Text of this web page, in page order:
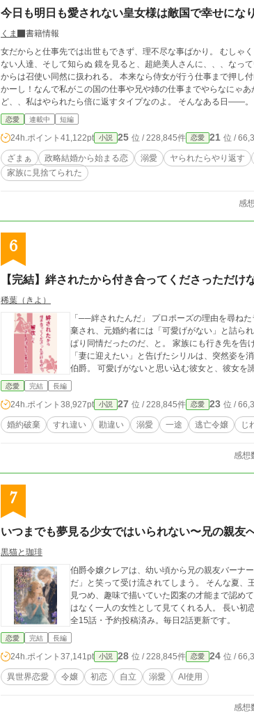
今日も明日も愛されない皇女様は敵国で幸せにな
くま
書籍情報
女だからと仕事先では出世もできず、理不尽な事ばかり。 むしゃくしゃしてた仕事先の帰りに車に轢かれて目を覚ますと身の覚えの
ない人達、そして知らぬ 鏡を見ると、超絶美人さんに、、、なっている！？！ 父王からは存在を無視され、正妃
からは召使い同然に扱われる。 本来なら侍女が行う仕事まで押し付
かーし！なんで私がこの国の仕事や兄や姉の仕事までやらなにゃあかんの！？ 城のメイドや執事からも馬鹿にさ
ど、、私はやられたら倍に返すタイプなのよ。 そんなある日――。 長年戦争を続けてきた敵国・ノクターン王国との和平の条件とし
て、政略結婚が決まる。 誰も嫁ぎたがらない敵国へ送られる花嫁のその役目に選ばれたのは、誰からも必要とされない私生児の皇女
である私。 国王は私を売りやがったあの国に未練なし！ 敵国では歓迎はされてないけど、ご飯がちゃんと出されてるし、無視されて
ても自分の事は自分でできるし、、快適過ぎる！！ 一方、エレノアを捨てた祖国では、、、 彼女がいなくなったことで国政は崩れ始
める。 兄姉は初めて気づく。 ――あの皇女が、どれほど
恋愛 連載中 短編
24h.ポイント 41,122pt 小説 25 位 / 228,845件 恋愛 21 位 /
ざまぁ 政略結婚から始まる恋 溺愛 ヤられたらやり返す
家族に見捨てられた
感
6
【完結】絆されたから付き合ってくださっただけ
稀葉（きよ）
「──絆されたんだ」 プロポーズの理由を尋ね
棄され、元婚約者には「可愛げがない」と詰ら
ぱり同情だったのだ、と。 家族にも行き先を告
「妻に迎えたい」と告げたシリルは、突然姿
恋愛 完結 長編
24h.ポイント 38,927pt 小説 27 位 / 228,845件 恋愛 23 位 /
婚約破棄 すれ違い 勘違い 溺愛 一途 逃亡令嬢 じ
感想
7
いつまでも夢見る少女ではいられない〜兄の親友
黒猫と珈琲
伯爵令嬢クレアは、幼い頃から兄の親友バーナ
だ」と笑って受け流されてしまう。 そんな夏、
見つめ、趣味で描いていた図案の才能まで認め
はなく一人の女性として見てくれる人。 長い初恋を手放し、新しい恋と未来を選ぶまでの、ひと夏の成長物語。 ※
全15話・予約投稿済み。毎日2話更新です。
恋愛 完結 長編
24h.ポイント 37,141pt 小説 28 位 / 228,845件 恋愛 24 位 /
異世界恋愛 令嬢 初恋 自立 溺愛 AI使用
感想